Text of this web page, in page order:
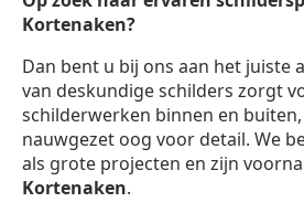
Kortenaken?
Dan bent u bij ons aan het juiste
van deskundige schilders zorgt
schilderwerken binnen en
nauwgezet oog voor detail. We
als grote projecten en zijn
Kortenaken.